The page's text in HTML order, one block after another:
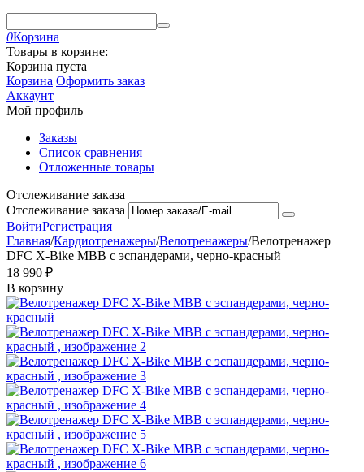
0Корзина
Товары в корзине:
Корзина пуста
Корзина Оформить заказ
Аккаунт
Мой профиль
Заказы
Список сравнения
Отложенные товары
Отслеживание заказа
Отслеживание заказа
ВойтиРегистрация
Главная/Кардиотренажеры/Велотренажеры/Велотренажер
DFC X-Bike MBB с эспандерами, черно-красный
18 990 ₽
В корзину